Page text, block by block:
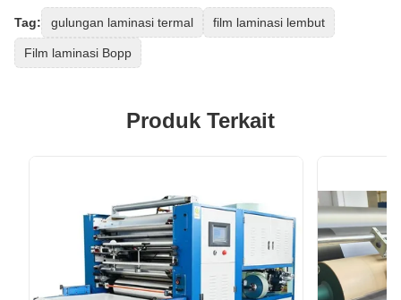
Tag: gulungan laminasi termal film laminasi lembut
Film laminasi Bopp
Produk Terkait